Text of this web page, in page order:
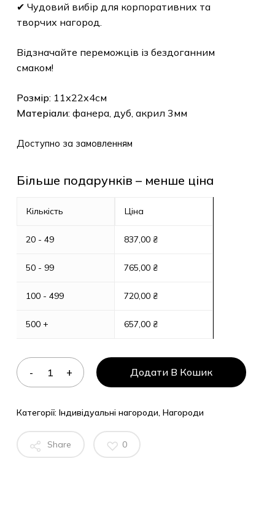
✔ Чудовий вибір для корпоративних та
творчих нагород.
Відзначайте переможців із бездоганним
смаком!
Розмір: 11х22х4см
Матеріали: фанера, дуб, акрил 3мм
Доступно за замовленням
Більше подарунків – менше ціна
Кількість
20 - 49
50 - 99
100 - 499
500 +
Ціна
837,00 ₴
765,00 ₴
720,00 ₴
657,00 ₴
Додати В Кошик
Категорії: Індивідуальні нагороди, Нагороди
Share 0